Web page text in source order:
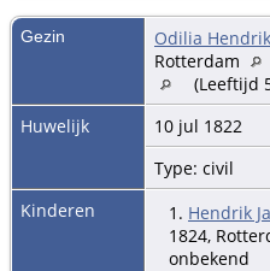
Gezin Odilia
Rotterdam
(Leeftijd
Huwelijk
10 jul 1822
Type: civil
Kinderen
1. Hendrik
1824,
onbekend